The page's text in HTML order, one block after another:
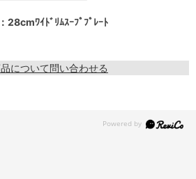
28cmﾜｲﾄﾞﾘﾑｽｰﾌﾟﾌﾟﾚｰﾄ
について問い合わせる